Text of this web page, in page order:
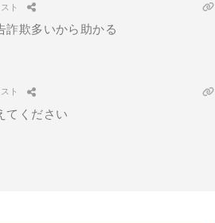
ト
詐欺多いから助かる
ト
てください